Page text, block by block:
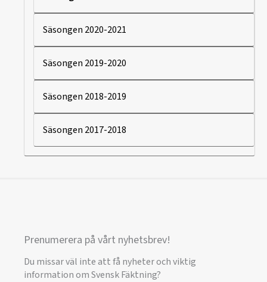
Säsongen 2020-2021
Säsongen 2019-2020
Säsongen 2018-2019
Säsongen 2017-2018
Prenumerera på vårt nyhetsbrev!
Du missar väl inte att få nyheter och viktig
information om Svensk Fäktning?